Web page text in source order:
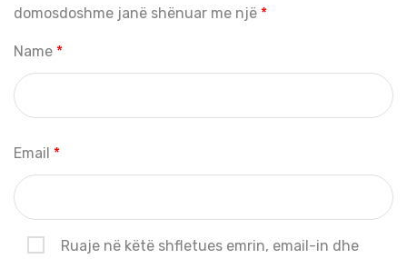
domosdoshme janë shënuar me një *
Name *
Email *
Ruaje në këtë shfletues emrin, email-in dhe